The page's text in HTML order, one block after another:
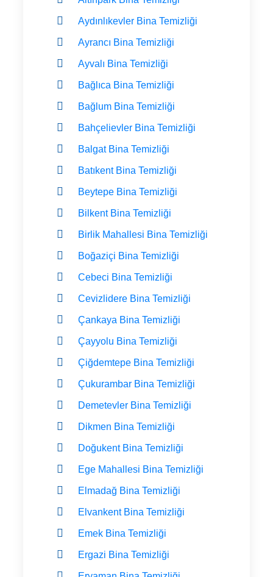
Aydınlıkevler Bina Temizliği
Ayrancı Bina Temizliği
Ayvalı Bina Temizliği
Bağlıca Bina Temizliği
Bağlum Bina Temizliği
Bahçelievler Bina Temizliği
Balgat Bina Temizliği
Batıkent Bina Temizliği
Beytepe Bina Temizliği
Bilkent Bina Temizliği
Birlik Mahallesi Bina Temizliği
Boğaziçi Bina Temizliği
Cebeci Bina Temizliği
Cevizlidere Bina Temizliği
Çankaya Bina Temizliği
Çayyolu Bina Temizliği
Çiğdemtepe Bina Temizliği
Çukurambar Bina Temizliği
Demetevler Bina Temizliği
Dikmen Bina Temizliği
Doğukent Bina Temizliği
Ege Mahallesi Bina Temizliği
Elmadağ Bina Temizliği
Elvankent Bina Temizliği
Emek Bina Temizliği
Ergazi Bina Temizliği